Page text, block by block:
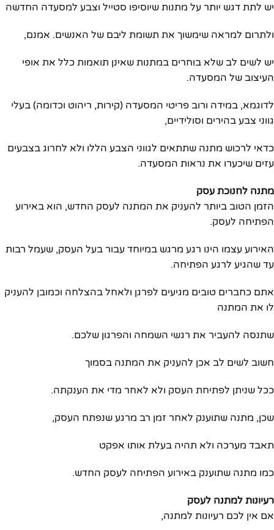
יש לתת דגש יותר על מתנות שיוסיפו סטייל וצבע למסעדה החדשה
ולתרום למראה שימשוך את תשומת ליבם של האנשים. אמנם,
יש לשים לב שלא בוחרים במתנות שאינן תואמות כלל את אופי
העיצוב של המסעדה.
לדוגמא, במידה ורוב פריטי המסעדה (קירות, ריהוט וכדומה) בעלי
גווני צבע בהירים וסולידיים,
כדאי לרכוש מתנה שתתאים לגווני הצבע הללו ולא לחרוג בצבעים
עזים שיכערו את נראות המסעדה.
מתנה לחנוכת עסק
הזמן הטוב ביותר להעניק את המתנה לעסק החדש, הוא באירוע
הפתיחה לעסק.
האירוע עצמו הינו רגע מרגש במיוחד עבור בעל העסק, שעמל רבות
עד שהגיע לרגע הפתיחה.
אתם כחברים טובים מגיעים לפרגן ולאחל בהצלחה וכמובן להעניק
לו את המתנה
שתנסה להעביר את רגשי השמחה והפרגון שלכם.
חשוב לשים לב אכן להעניק את המתנה בסמוך
ככל שניתן לפתיחת העסק ולא לאחר מדי את הענקתה.
שכן, מתנה שתוענק לאחר זמן רב מרגע שנפתח העסק,
תאבד מערכה ולא תהיה בעלת אותו אפקט
כמו מתנה שתוענק באירוע הפתיחה לעסק החדש.
רעיונות למתנה לעסק
אם אין לכם רעיונות למתנה,